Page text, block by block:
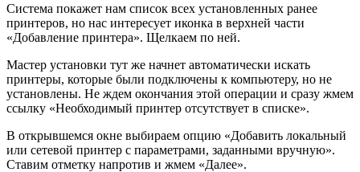
Система покажет нам список всех установленных ранее
принтеров, но нас интересует иконка в верхней части
«Добавление принтера». Щелкаем по ней.
Мастер установки тут же начнет автоматически искать
принтеры, которые были подключены к компьютеру, но не
установлены. Не ждем окончания этой операции и сразу жмем
ссылку «Необходимый принтер отсутствует в списке».
В открывшемся окне выбираем опцию «Добавить локальный
или сетевой принтер с параметрами, заданными вручную».
Ставим отметку напротив и жмем «Далее».